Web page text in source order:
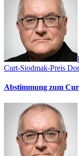
Curt-Siodmak-Preis
Abstimmung zum